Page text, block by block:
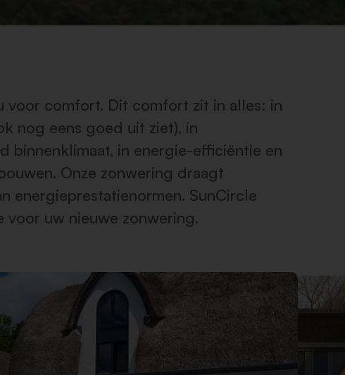
voor comfort. Dit comfort zit in alles: in
nog eens goed uit ziet), in
binnenklimaat, in energie-efficiëntie en
Onze zonwering draagt
energieprestatienormen. SunCircle
uw nieuwe zonwering.